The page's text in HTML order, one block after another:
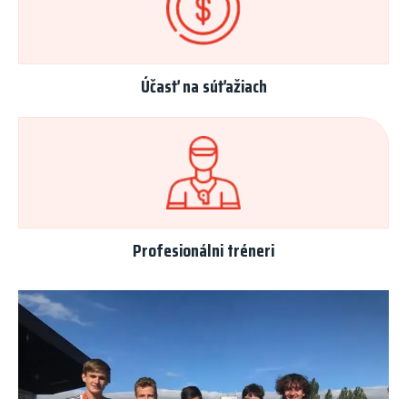
Účasť na súťažiach
Profesionálni tréneri